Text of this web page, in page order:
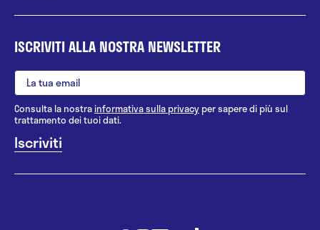
ISCRIVITI ALLA NOSTRA NEWSLETTER
Consulta la nostrainformativa sulla privacy per sapere di più sul
trattamento dei tuoi dati.